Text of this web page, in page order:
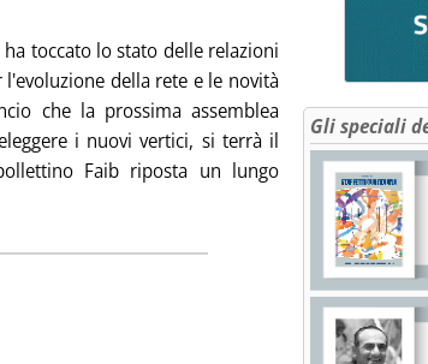
toccato lo stato delle relazioni
della rete e le novità
che la prossima assemblea
i nuovi vertici, si terrà il
Faib riposta un lungo
la notizia: 'Faib, il 23 ottobre l'assemblea per
Gli speciali